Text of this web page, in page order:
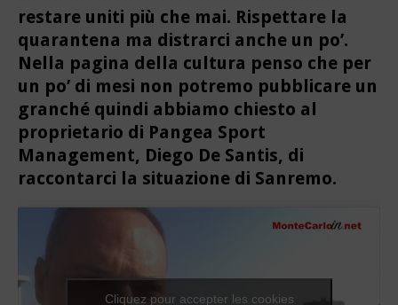
restare uniti più che mai. Rispettare la
quarantena ma distrarci anche un po’.
Nella pagina della cultura penso che per
un po’ di mesi non potremo pubblicare un
granché quindi abbiamo chiesto al
proprietario di Pangea Sport
Management, Diego De Santis, di
raccontarci la situazione di Sanremo.
Cliquez pour accepter les cookies